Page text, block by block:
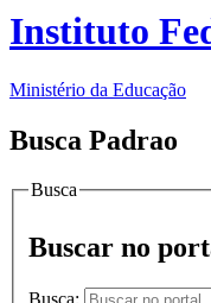
Instituto
Ministério da Educação
Busca Padrao
Busca
Buscar no
Busca: